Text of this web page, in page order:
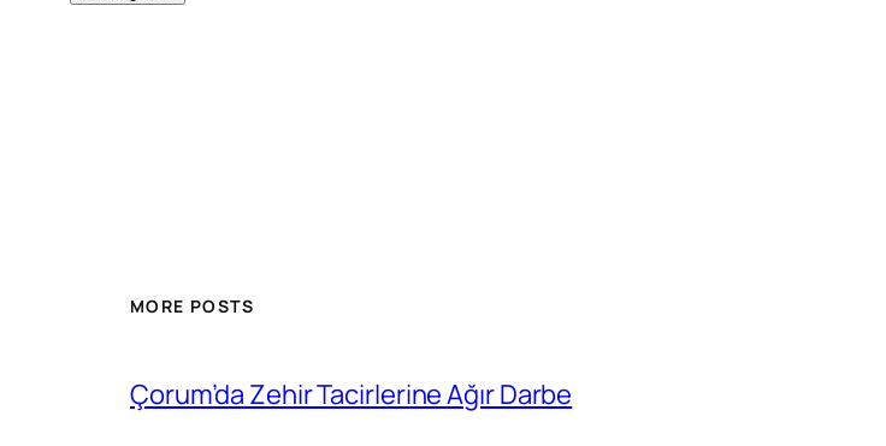
MORE POSTS
Çorum’da Zehir Tacirlerine Ağır Darbe